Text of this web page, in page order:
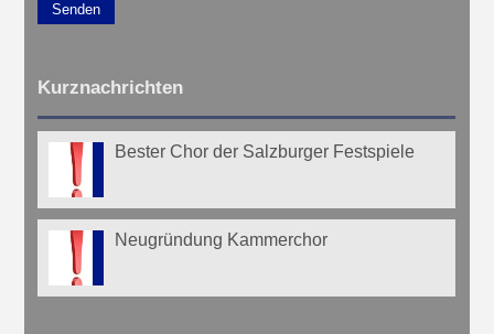
Senden
Kurznachrichten
Bester Chor der Salzburger Festspiele
Neugründung Kammerchor